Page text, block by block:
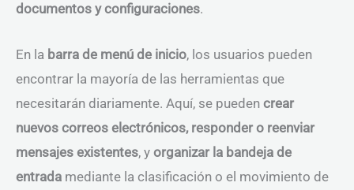
documentos y configuraciones.
En la barra de menú de inicio, los usuarios pueden
encontrar la mayoría de las herramientas que
necesitarán diariamente. Aquí, se pueden crear
nuevos correos electrónicos, responder o reenviar
mensajes existentes, y organizar la bandeja de
entrada mediante la clasificación o el movimiento de